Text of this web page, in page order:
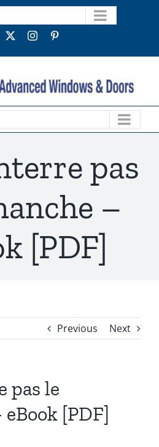
TwitterInstagram
pas
–
[PDF]
Previous Next
pas le
[PDF]